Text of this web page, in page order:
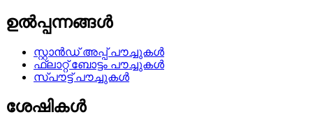
ഉൽപ്പന്നങ്ങൾ
സ്റ്റാൻഡ് അപ്പ് പൗച്ചുകൾ
ഫ്ലാറ്റ് ബോട്ടം പൗച്ചുകൾ
സ്പൗട്ട് പൗച്ചുകൾ
ശേഷികൾ